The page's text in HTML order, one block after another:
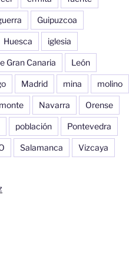
Guipuzcoa
Huesca iglesia
Gran Canaria León
Madrid mina molino
monte Navarra Orense
población Pontevedra
Salamanca Vizcaya